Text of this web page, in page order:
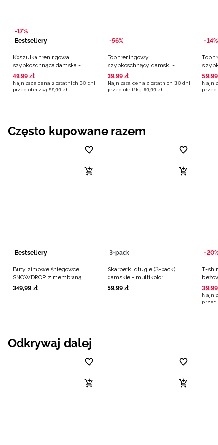
-17%
Bestsellery
Koszulka treningowa
szybkoschnąca damska -
czarna
49,99 zł
Najniższa cena z ostatnich 30 dni
przed obniżką 59,99 zł
-56%
Top treningowy
szybkoschnący damski -
czarny
39,99 zł
Najniższa cena z ostatnich 30 dni
przed obniżką 89,99 zł
-14%
Top
59,99
przed
Często kupowane razem
Bestsellery
Buty zimowe śniegowce
SNOWDROP z membraną
damskie - czarne
349,99 zł
3-pack
Skarpetki długie (3-pack)
damskie - multikolor
59,99 zł
-20%
T-
39,99
przed
Odkrywaj dalej